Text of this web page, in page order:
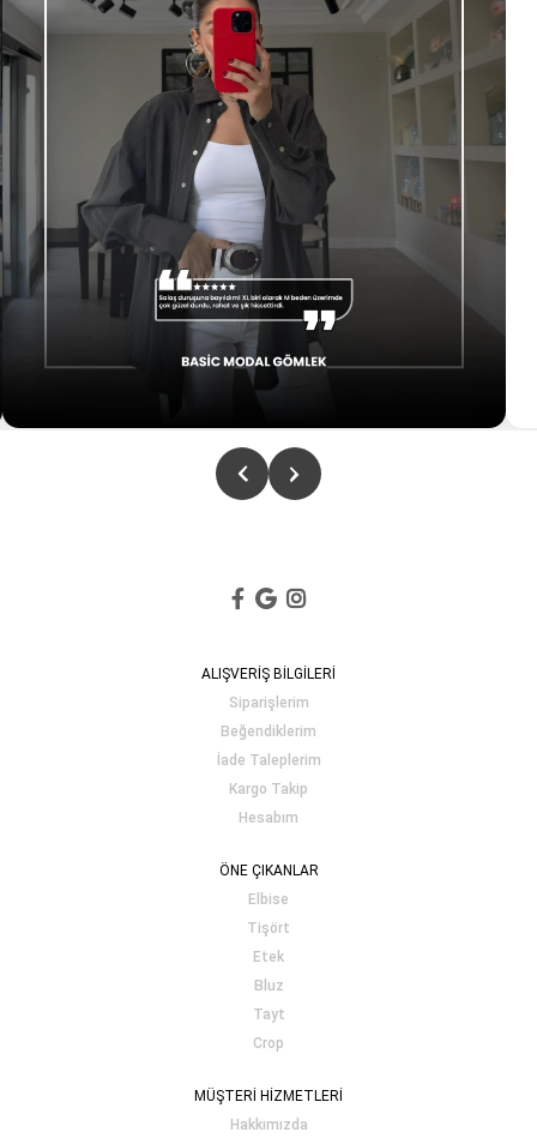
ALIŞVERİŞ BİLGİLERİ
Siparişlerim
Beğendiklerim
İade Taleplerim
Kargo Takip
Hesabım
ÖNE ÇIKANLAR
Elbise
Tişört
Etek
Bluz
Tayt
Crop
MÜŞTERİ HİZMETLERİ
Hakkımızda